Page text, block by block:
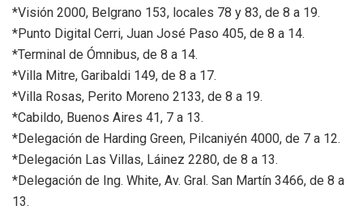
*Visión 2000, Belgrano 153, locales 78 y 83, de 8 a 19.
*Punto Digital Cerri, Juan José Paso 405, de 8 a 14.
*Terminal de Ómnibus, de 8 a 14.
*Villa Mitre, Garibaldi 149, de 8 a 17.
*Villa Rosas, Perito Moreno 2133, de 8 a 19.
*Cabildo, Buenos Aires 41, 7 a 13.
*Delegación de Harding Green, Pilcaniyén 4000, de 7 a 12.
*Delegación Las Villas, Láinez 2280, de 8 a 13.
*Delegación de Ing. White, Av. Gral. San Martín 3466, de 8 a
13.